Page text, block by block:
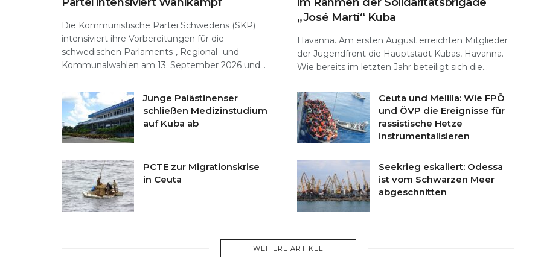
Die Kommunistische Partei Schwedens (SKP)
intensiviert ihre Vorbereitungen für die
schwedischen Parlaments-, Regional- und
Kommunalwahlen am 13. September 2026 und...
„José Martí“ Kuba
Havanna. Am ersten August erreichten Mitglieder
der Jugendfront die Hauptstadt Kubas, Havanna.
Wie bereits im letzten Jahr beteiligt sich die...
Junge Palästinenser
schließen Medizinstudium
auf Kuba ab
Ceuta und Melilla: Wie FPÖ
und ÖVP die Ereignisse für
rassistische Hetze
instrumentalisieren
PCTE zur Migrationskrise
in Ceuta
Seekrieg eskaliert: Odessa
ist vom Schwarzen Meer
abgeschnitten
WEITERE ARTIKEL